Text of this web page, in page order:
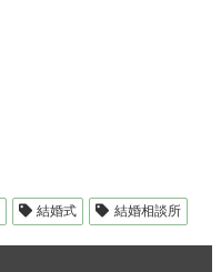
結婚式 結婚相談所